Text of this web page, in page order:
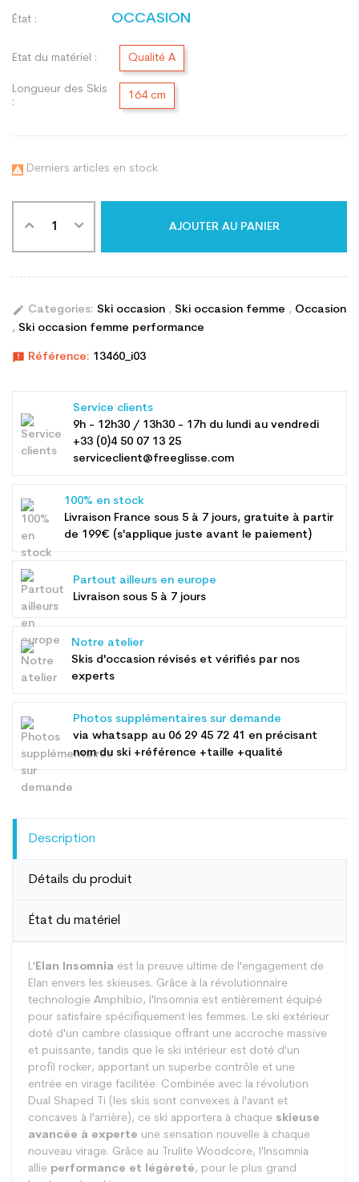
État : OCCASION
Etat du matériel : Qualité A
Longueur des Skis
:
164 cm
 Derniers articles en stock
AJOUTER AU PANIER
edit Categories: Ski occasion , Ski occasion femme , Occasion
, Ski occasion femme performance
announcement Référence: 13460_i03
Service clients
9h - 12h30 / 13h30 - 17h du lundi au vendredi
+33 (0)4 50 07 13 25
serviceclient@freeglisse.com
100% en stock
Livraison France sous 5 à 7 jours, gratuite à partir
de 199€ (s'applique juste avant le paiement)
Partout ailleurs en europe
Livraison sous 5 à 7 jours
Notre atelier
Skis d'occasion révisés et vérifiés par nos
experts
Photos supplémentaires sur demande
via whatsapp au 06 29 45 72 41 en précisant
nom du ski +référence +taille +qualité
Description
Détails du produit
État du matériel
L'Elan Insomnia est la preuve ultime de l'engagement de
Elan envers les skieuses. Grâce à la révolutionnaire
technologie Amphibio, l'Insomnia est entièrement équipé
pour satisfaire spécifiquement les femmes. Le ski extérieur
doté d'un cambre classique offrant une accroche massive
et puissante, tandis que le ski intérieur est doté d'un
profil rocker, apportant un superbe contrôle et une
entrée en virage facilitée. Combinée avec la révolution
Dual Shaped Ti (les skis sont convexes à l'avant et
concaves à l'arrière), ce ski apportera à chaque skieuse
avancée à experte une sensation nouvelle à chaque
nouveau virage. Grâce au Trulite Woodcore, l'Insomnia
allie performance et légèreté, pour le plus grand